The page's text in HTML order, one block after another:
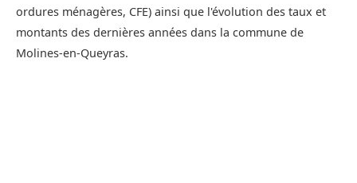
ordures ménagères, CFE) ainsi que l'évolution des taux et
montants des dernières années dans la commune de
Molines-en-Queyras.